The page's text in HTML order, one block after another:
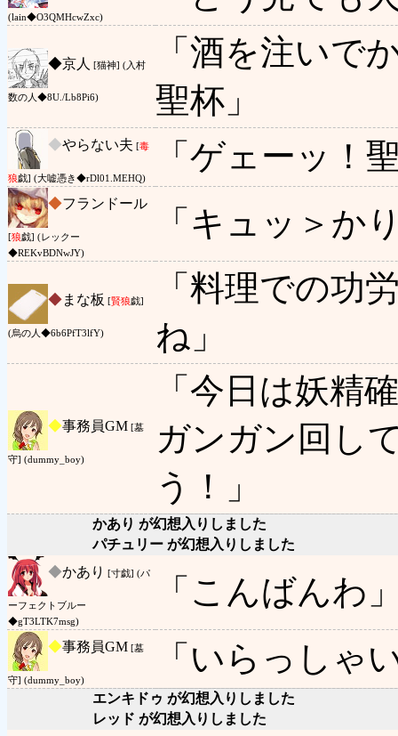
(lain◆O3QMHcwZxc)
◆京人 [猫神] (入村
数の人◆8U./Lb8Pi6)
「酒を注いで
聖杯」
◆やらない夫 [毒
狼戯] (大嘘憑き◆rDl01.MEHQ)
「ゲェーッ！
◆フランドール
[狼戯] (レックー
◆REKvBDNwJY)
「キュッ＞か
◆まな板 [賢狼戯]
(烏の人◆6b6PfT3lfY)
「料理での功
ね」
◆事務員GM [墓
守] (dummy_boy)
「今日は妖精
ガンガン回し
う！」
かあり が幻想入りしました
パチュリー が幻想入りしました
◆かあり [寸戯] (パ
ーフェクトブルー
◆gT3LTK7msg)
「こんばんわ
◆事務員GM [墓
守] (dummy_boy)
「いらっしゃ
エンキドゥ が幻想入りしました
レッド が幻想入りしました